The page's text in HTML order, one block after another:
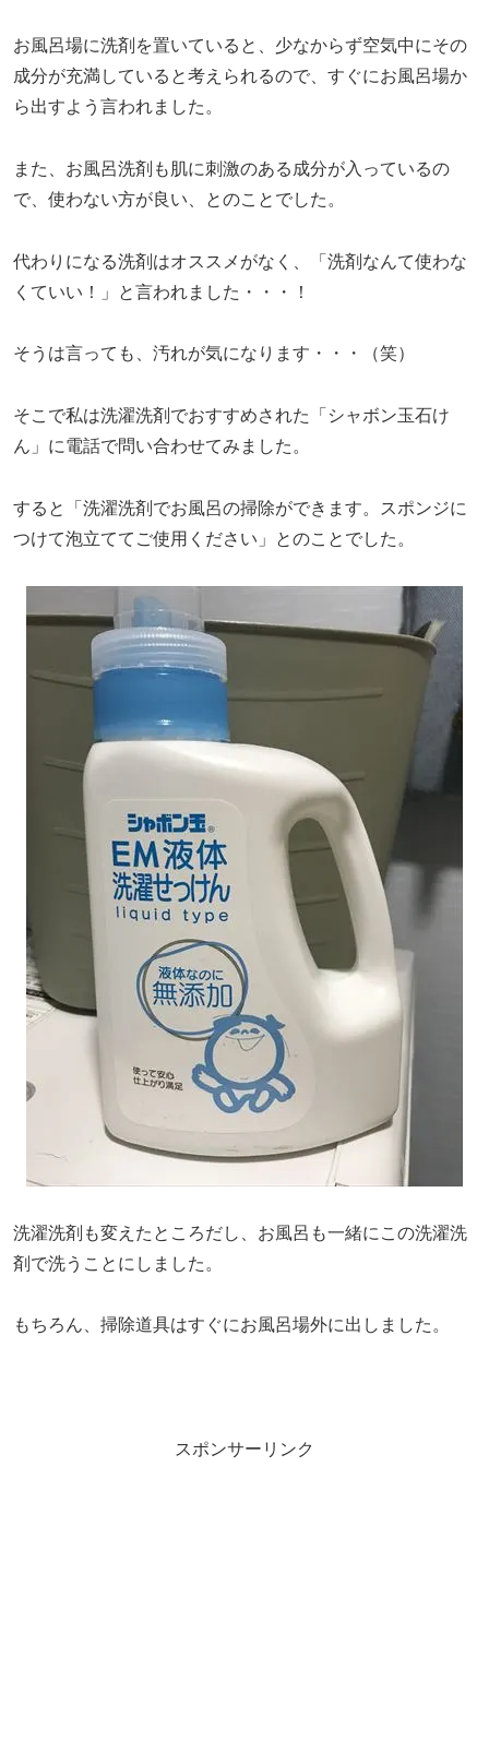
お風呂場に洗剤を置いていると、少なからず空気中にその
成分が充満していると考えられるので、すぐにお風呂場か
ら出すよう言われました。
また、お風呂洗剤も肌に刺激のある成分が入っているの
で、使わない方が良い、とのことでした。
代わりになる洗剤はオススメがなく、「洗剤なんて使わな
くていい！」と言われました・・・！
そうは言っても、汚れが気になります・・・（笑）
そこで私は洗濯洗剤でおすすめされた「シャボン玉石け
ん」に電話で問い合わせてみました。
すると「洗濯洗剤でお風呂の掃除ができます。スポンジに
つけて泡立ててご使用ください」とのことでした。
洗濯洗剤も変えたところだし、お風呂も一緒にこの洗濯洗
剤で洗うことにしました。
もちろん、掃除道具はすぐにお風呂場外に出しました。
スポンサーリンク